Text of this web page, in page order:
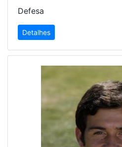
Defesa
Detalhes